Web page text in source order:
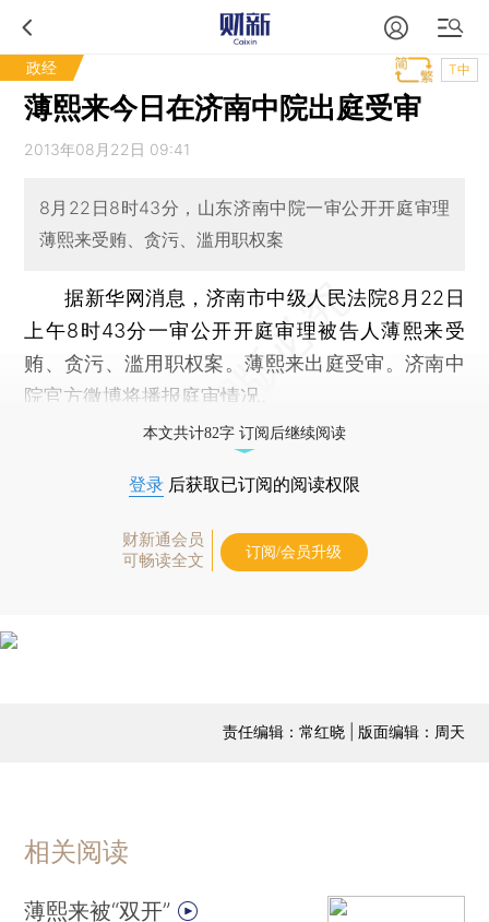
政经 T中
薄熙来今日在济南中院出庭受审
2013年08月22日 09:41
8月22日8时43分，山东济南中院一审公开开庭审理
薄熙来受贿、贪污、滥用职权案
据新华网消息，济南市中级人民法院8月22日
上午8时43分一审公开开庭审理被告人薄熙来受
贿、贪污、滥用职权案。薄熙来出庭受审。济南中
院官方微博将播报庭审情况
本文共计82字 订阅后继续阅读
登录 后获取已订阅的阅读权限
财新通会员
可畅读全文
订阅/会员升级
责任编辑：常红晓 | 版面编辑：周天
相关阅读
薄熙来被“双开”